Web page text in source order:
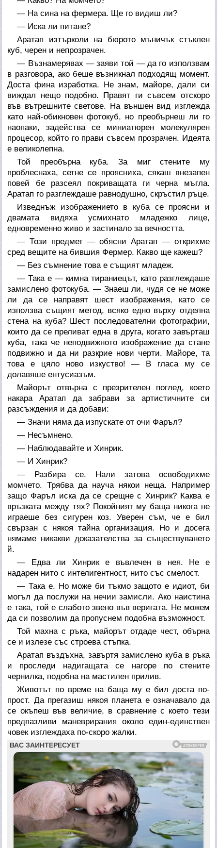
— На сина на фермера. Ще го видиш ли?
— Иска ли питане?
Аратап изтърколи на бюрото мъничък стъклен
куб, черен и непрозрачен.
— Възнамерявах — заяви той — да го използвам
в разговора, ако беше възникнал подходящ момент.
Доста фина изработка. Не знам, майоре, дали си
виждал нещо подобно. Правят ги съвсем отскоро
във вътрешните светове. На външен вид изглежда
като най-обикновен фотокуб, но преобърнеш ли го
наопаки, задейства се миниатюрен молекулярен
процесор, който го прави съвсем прозрачен. Идеята
е великолепна.
Той преобърна куба. За миг стените му
проблеснаха, сетне се проясниха, сякаш внезапен
повей бе разсеял покриващата ги черна мъгла.
Аратап го разглеждаше равнодушно, скръстил ръце.
Изведнъж изображението в куба се проясни и
двамата видяха усмихнато младежко лице,
едновременно живо и застинало за вечността.
— Този предмет — обясни Аратап — открихме
сред вещите на бившия Фермер. Какво ще кажеш?
— Без съмнение това е същият младеж.
— Така е — кимна тираниецът, като разглеждаше
замислено фотокуба. — Знаеш ли, чудя се не може
ли да се направят шест изображения, като се
използва същият метод, всяко едно върху отделна
стена на куба? Шест последователни фотографии,
които да се преливат една в друга, когато завърташ
куба, така че неподвижното изображение да стане
подвижно и да ни разкрие нови черти. Майоре, та
това е цяло ново изкуство! — В гласа му се
долавяше ентусиазъм.
Майорът отвърна с презрителен поглед, което
накара Аратап да забрави за артистичните си
разсъждения и да добави:
— Значи няма да изпускате от очи Фаръл?
— Несъмнено.
— Наблюдавайте и Хинрик.
— И Хинрик?
— Разбира се. Нали затова освободихме
момчето. Трябва да науча някои неща. Например
защо Фаръл иска да се срещне с Хинрик? Каква е
връзката между тях? Покойният му баща никога не
играеше без сигурен коз. Уверен съм, че е бил
свързан с някоя тайна организация. Но и досега
нямаме никакви доказателства за съществуването
й.
— Едва ли Хинрик е въвлечен в нея. Не е
надарен нито с интелигентност, нито със смелост.
— Така е. Но може би тъкмо защото е идиот, би
могъл да послужи на нечии замисли. Ако наистина
е така, той е слабото звено във веригата. Не можем
да си позволим да пропуснем подобна възможност.
Той махна с ръка, майорът отдаде чест, обърна
се и излезе със строева стъпка.
Аратап въздъхна, завъртя замислено куба в ръка
и проследи надигащата се нагоре по стените
чернилка, подобна на мастилен прилив.
Животът по време на баща му е бил доста по-
прост. Да прегазиш някоя планета е означавало да
се окъпеш във величие, в сравнение с което тези
предпазливи маневрирания около един-единствен
човек изглеждаха по-скоро жалки.